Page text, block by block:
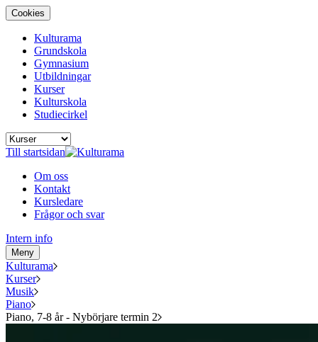
Cookies
Kulturama
Grundskola
Gymnasium
Utbildningar
Kurser
Kulturskola
Studiecirkel
Till startsidan
Om oss
Kontakt
Kursledare
Frågor och svar
Intern info
Meny
Kulturama
Kurser
Musik
Piano
Piano, 7-8 år - Nybörjare termin 2